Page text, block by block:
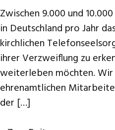
Zwischen 9.000 und
in Deutschland pro Jahr
kirchlichen
ihrer Verzweiflung zu
weiterleben möchten.
ehrenamtlichen
der […]